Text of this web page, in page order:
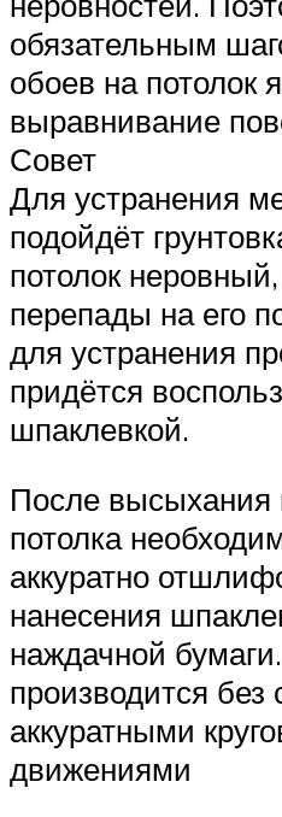
обязательным
обоев на потолок
выравнивание
Совет
Для устранения
подойдёт
потолок
перепады на его
для устранения
придётся
шпаклевкой.
После высыхания
потолка
аккуратно
нанесения
наждачной
производится
аккуратными
движениями